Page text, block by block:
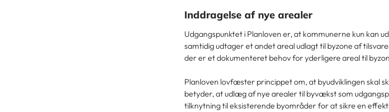
Inddragelse af nye arealer
Udgangspunktet i Planloven er, at kommunerne kun kan
samtidig udtager et andet areal udlagt til byzone af
der er et dokumenteret behov for yderligere areal til
Planloven lovfæster princippet om, at byudviklingen skal
betyder, at udlæg af nye arealer til byvækst som
tilknytning til eksisterende byområder for at sikre en